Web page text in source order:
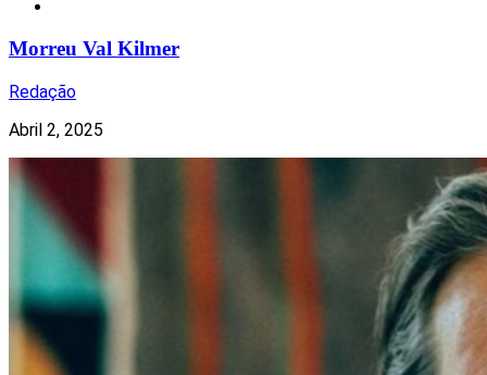
Morreu Val Kilmer
Redação
Abril 2, 2025